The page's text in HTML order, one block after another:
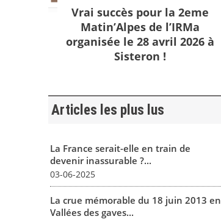
Vrai succès pour la 2eme
Matin’Alpes de l’IRMa
organisée le 28 avril 2026 à
Sisteron !
Articles les plus lus
La France serait-elle en train de
devenir inassurable ?...
03-06-2025
La crue mémorable du 18 juin 2013 en
Vallées des gaves...